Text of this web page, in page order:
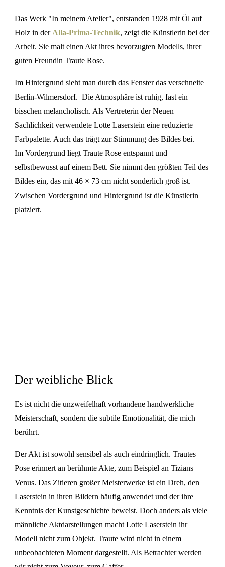
Das Werk "In meinem Atelier", entstanden 1928 mit Öl auf
Holz in der Alla-Prima-Technik, zeigt die Künstlerin bei der
Arbeit. Sie malt einen Akt ihres bevorzugten Modells, ihrer
guten Freundin Traute Rose.
Im Hintergrund sieht man durch das Fenster das verschneite
Berlin-Wilmersdorf. Die Atmosphäre ist ruhig, fast ein
bisschen melancholisch. Als Vertreterin der Neuen
Sachlichkeit verwendete Lotte Laserstein eine reduzierte
Farbpalette. Auch das trägt zur Stimmung des Bildes bei.
Im Vordergrund liegt Traute Rose entspannt und
selbstbewusst auf einem Bett. Sie nimmt den größten Teil des
Bildes ein, das mit 46 × 73 cm nicht sonderlich groß ist.
Zwischen Vordergrund und Hintergrund ist die Künstlerin
platziert.
Der weibliche Blick
Es ist nicht die unzweifelhaft vorhandene handwerkliche
Meisterschaft, sondern die subtile Emotionalität, die mich
berührt.
Der Akt ist sowohl sensibel als auch eindringlich. Trautes
Pose erinnert an berühmte Akte, zum Beispiel an Tizians
Venus. Das Zitieren großer Meisterwerke ist ein Dreh, den
Laserstein in ihren Bildern häufig anwendet und der ihre
Kenntnis der Kunstgeschichte beweist. Doch anders als viele
männliche Aktdarstellungen macht Lotte Laserstein ihr
Modell nicht zum Objekt. Traute wird nicht in einem
unbeobachteten Moment dargestellt. Als Betrachter werden